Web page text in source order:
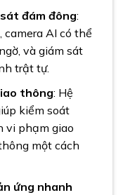
đám đông:
camera AI có thể
và giám sát
trật tự.
thông: Hệ
kiểm soát
vi phạm giao
một cách
ứng nhanh